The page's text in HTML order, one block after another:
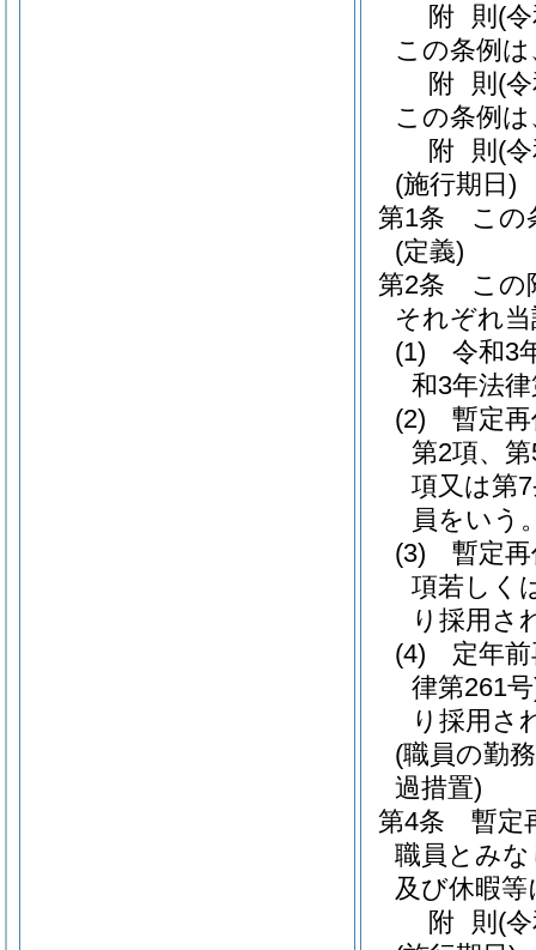
附 則 (
この条例
附 則 (
この条例
附 則 (
(施行期日)
第1条
この
(定義)
第2条
この
それぞれ
(1)
令和3
和3年法
(2)
暫定
第2項、
項又は第
員をいう
(3)
暫定
項若しく
り採用さ
(4)
定年
律第261
り採用さ
(職員の勤
過措置)
第4条
暫定
職員とみ
及び休暇
附 則 (